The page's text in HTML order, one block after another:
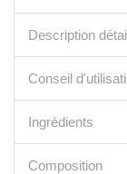
Description
Conseil
Ingrédients
Composition